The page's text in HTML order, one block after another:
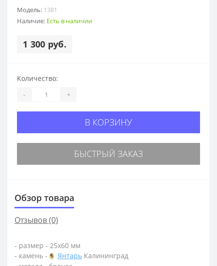
Модель: 1381
Наличие: Есть в наличии
1 300 руб.
Количество:
- +
В КОРЗИНУ
БЫСТРЫЙ ЗАКАЗ
Обзор товара
Отзывов (0)
- размер - 25х60 мм
- камень -
Янтарь Калининград